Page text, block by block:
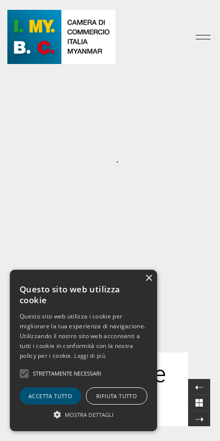
MF Residence
Clicca qui per mostrare le info del
×
Questo sito web utilizza
cookie
Questo sito web utilizza i cookie per
migliorare la tua esperienza di navigazione.
Utilizzando il nostro sito web acconsenti a
tutti i cookie in conformità con la nostra
policy per i cookie. Leggi di più
STRETTAMENTE NECESSARI
ACCETTA TUTTO RIFIUTA TUTTO
MOSTRA DETTAGLI